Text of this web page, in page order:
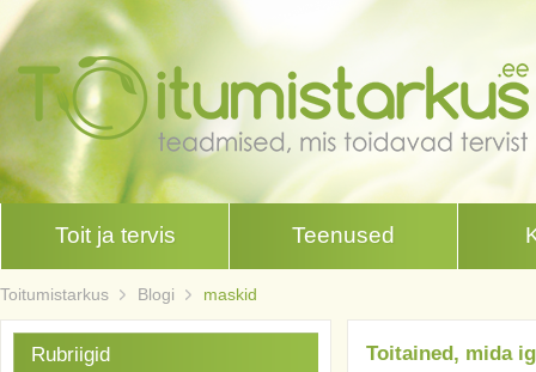
Toit ja tervis Teenused
Toitumistarkus Blogi maskid
Toitained, mida
Rubriigid